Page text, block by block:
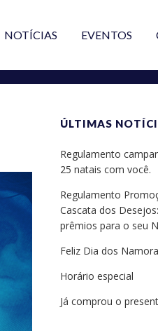
NOTÍCIAS EVENTOS
ÚLTIMAS
Regulamento
25 natais com você.
Regulamento
Cascata dos
prêmios para o seu
Feliz Dia dos
Horário especial
Já comprou o